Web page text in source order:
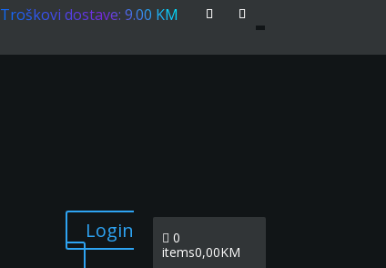
Troškovi dostave: 9.00 KM
Login
0
items0,00KM